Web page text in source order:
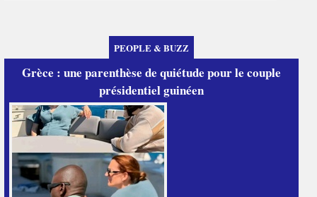
PEOPLE & BUZZ
Grèce : une parenthèse de quiétude pour le couple
présidentiel guinéen